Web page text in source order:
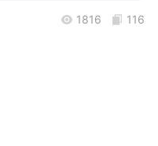
1816 116